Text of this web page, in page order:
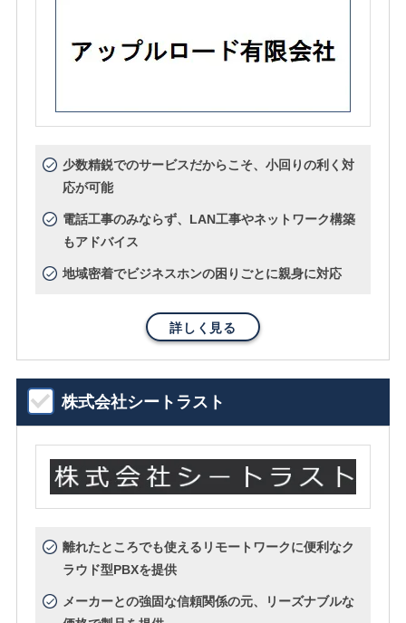
少数精鋭でのサービスだからこそ、小回りの利く対
応が可能
電話工事のみならず、LAN工事やネットワーク構築
もアドバイス
地域密着でビジネスホンの困りごとに親身に対応
詳しく見る
株式会社シートラスト
離れたところでも使えるリモートワークに便利なク
ラウド型PBXを提供
メーカーとの強固な信頼関係の元、リーズナブルな